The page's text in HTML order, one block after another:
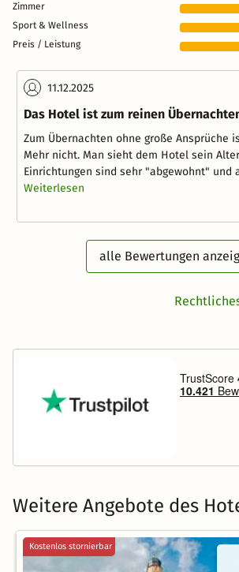
Zimmer
Sport & Wellness
Preis / Leistung
11.12.2025
Das Hotel ist zum reinen
Zum Übernachten ohne große Ansprüche
Mehr nicht. Man sieht dem Hotel sein
Einrichtungen sind sehr "abgewohnt" und
Weiterlesen
alle Bewertungen
Weitere Angebote des
Kostenlos stornierbar